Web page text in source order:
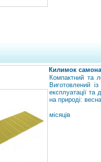
Килимок
Компактний та
Виготовлений
експлуатації та
на природі:
місяців